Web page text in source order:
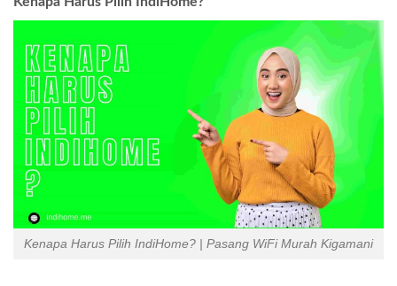
Kenapa Harus Pilih IndiHome? | Pasang WiFi Murah Kigamani